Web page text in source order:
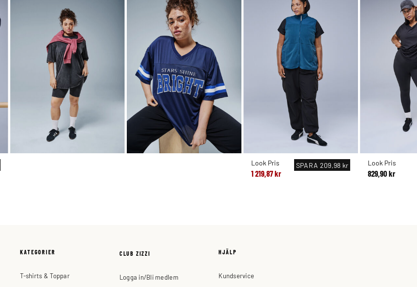
Look Pris
1 219,87 kr
SPARA 209,98 kr Look Pris
829,90 kr
KATEGORIER
T-shirts & Toppar
CLUB ZIZZI
Logga in/Bli medlem
HJÄLP
Kundservice